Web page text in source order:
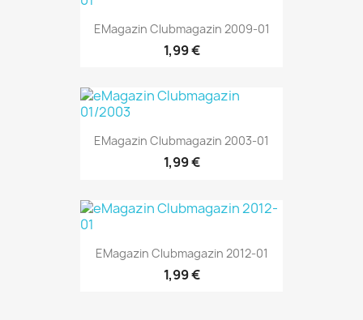
EMagazin Clubmagazin 2009-01
1,99 €
EMagazin Clubmagazin 2003-01
1,99 €
EMagazin Clubmagazin 2012-01
1,99 €